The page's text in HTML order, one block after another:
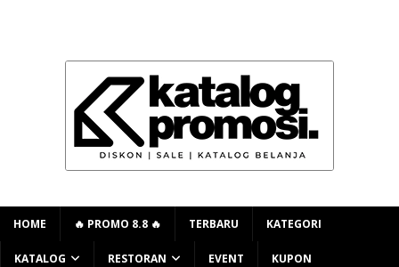
HOME 🔥 PROMO 8.8 🔥 TERBARU KATEGORI
KATALOG RESTORAN EVENT KUPON